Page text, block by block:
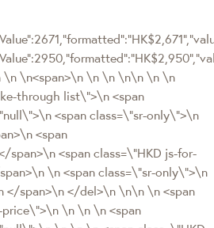
\n \n<span>\n \n \n \n\n \n \n
through list\">\n <span
<span class=\"sr-only\">\n
<span
span>\n <span class=\"HKD js-for-
\n <span class=\"sr-only\">\n
</span>\n </del>\n \n\n \n <span
price\">\n \n \n \n <span